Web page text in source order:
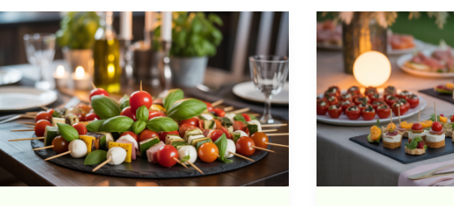
Brochette
apéro
à
faire
la
veille
:
astuces
Recettes
d’apéritifs
froids
à
préparer
d’avance